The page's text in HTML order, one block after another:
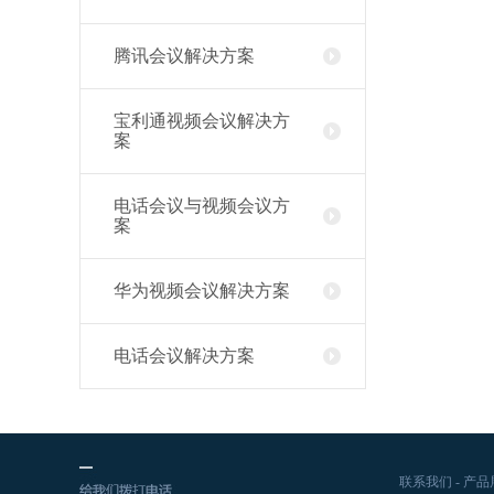
腾讯会议解决方案
宝利通视频会议解决方
案
电话会议与视频会议方
案
华为视频会议解决方案
电话会议解决方案
联系我们 - 产品